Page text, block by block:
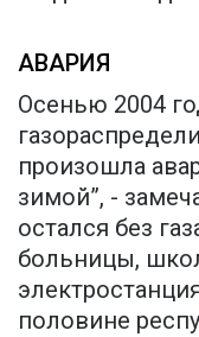
АВАРИЯ
Осенью 2004
произошла
зимой”, -
остался без
больницы,
половине